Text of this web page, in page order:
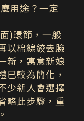
用途？一定
)環節，一般
以棉線絞去臉
新，寓意新娘
已較為簡化，
少新人會選擇
略此步驟，重